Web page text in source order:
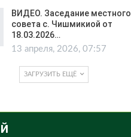
ВИДЕО. Заседание местного
совета с. Чишмикиой от
18.03.2026…
13 апреля, 2026, 07:57
ЗАГРУЗИТЬ ЕЩЁ